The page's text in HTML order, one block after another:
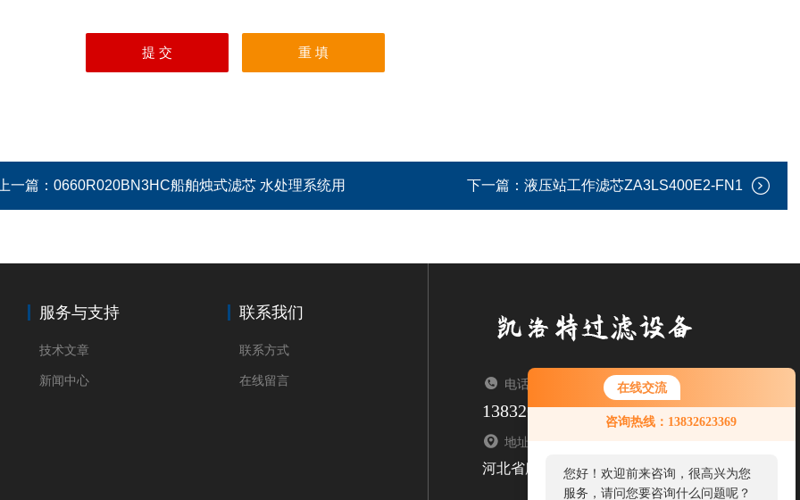
在线交流
咨询热线：13832623369
您好！欢迎前来咨询，很高兴为您
服务，请问您要咨询什么问题呢？
您好，看您停留很久了，是否找到
了需求产品，您可以直接在线与我
一篇： 0660R020BN3HC船舶烛式滤芯 水处理系统用 下一篇： 液压站工作滤芯ZA3LS400E2-FN1
服务与支持
技术文章
新闻中心
联系我们
联系方式
在线留言 电话：TEL
13832623369
地址：ADDRESS
河北省廊坊市固安县牛驼镇